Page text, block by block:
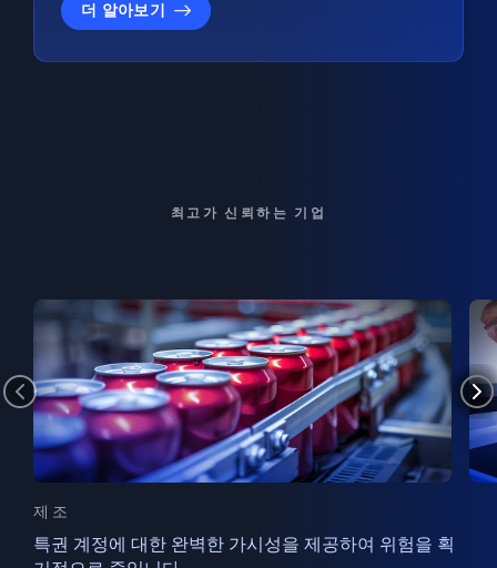
더 알아보기
최고가 신뢰하는 기업
제조
특권 계정에 대한 완벽한 가시성을 제공하여 위험을 획